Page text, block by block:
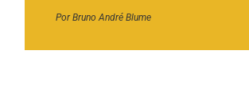
PorBruno André Blume